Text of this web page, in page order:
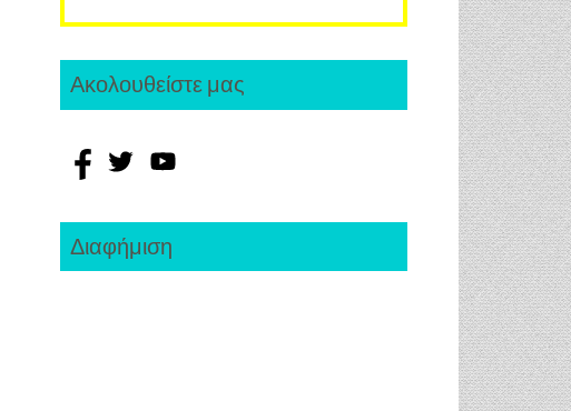
Ακολουθείστε μας
Διαφήμιση